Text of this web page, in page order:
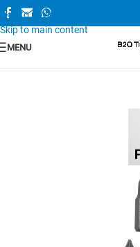
Skip to navigation
Skip to main content
MENU